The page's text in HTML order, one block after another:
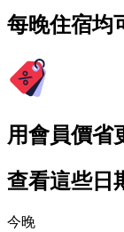
每晚住宿均
用會員價省
查看這些日
今晚